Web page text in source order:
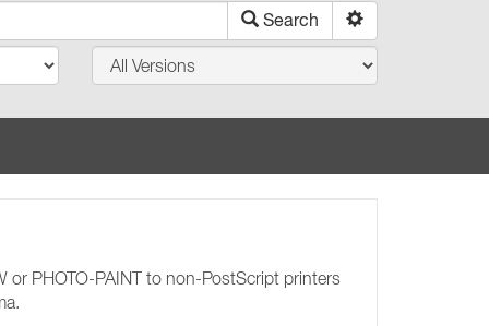
Search
or PHOTO-PAINT to non-PostScript printers